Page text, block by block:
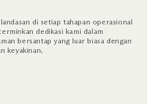
di setiap tahapan operasional
dedikasi kami dalam
bersantap yang luar biasa dengan
keyakinan.